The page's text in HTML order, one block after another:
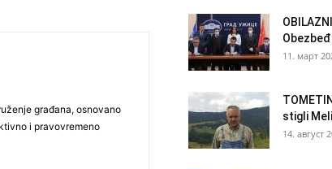
građana, osnovano
i pravovremeno
11. март
stigli
14. август